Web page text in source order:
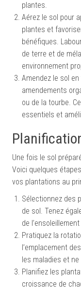
plantes.
Aérez le sol pour
plantes et
bénéfiques.
de terre et de
environnement
Amendez le sol
amendements
ou de la tourbe.
essentiels et
Une fois le sol
Voici quelques
vos plantations au
Sélectionnez des
de sol. Tenez
de
Pratiquez la
l’emplacement
les maladies et
Planifiez les
croissance de